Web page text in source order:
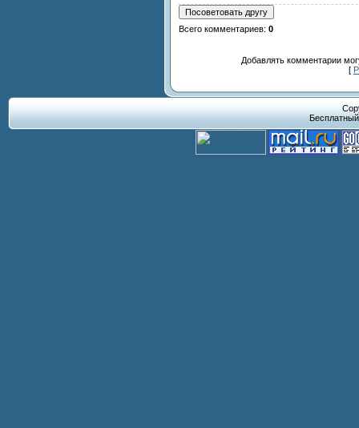
Всего комментариев: 0
Добавлять комментарии
[